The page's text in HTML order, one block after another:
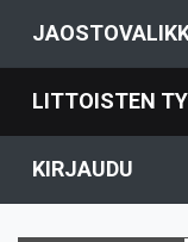
LITTOISTEN
KIRJAUDU